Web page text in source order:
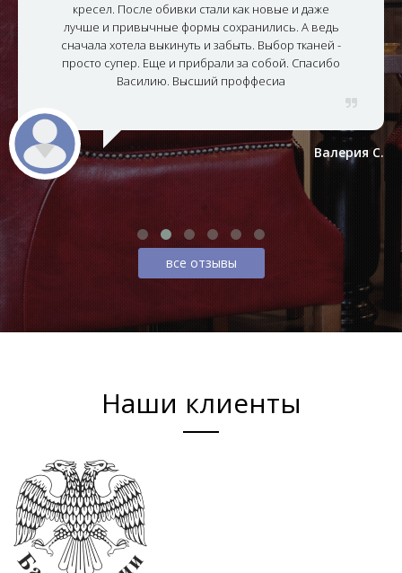
кресел. После обивки стали как новые и даже
лучше и привычные формы сохранились. А ведь
сначала хотела выкинуть и забыть. Выбор тканей -
просто супер. Еще и прибрали за собой. Спасибо
Василию. Высший проффесиа
Валерия С.
все отзывы
Наши клиенты